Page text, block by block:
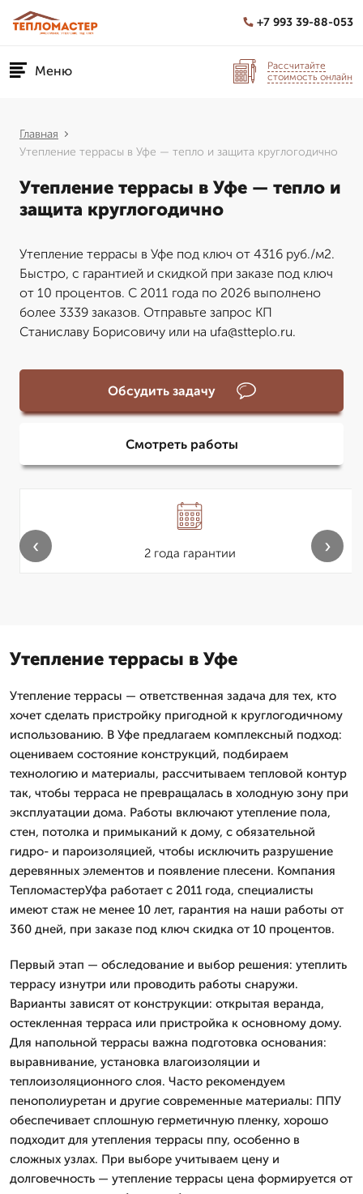
+7 993 39-88-053
Меню
Рассчитайте
стоимость онлайн
Главная
Утепление террасы в Уфе — тепло и защита круглогодично
Утепление террасы в Уфе — тепло и
защита круглогодично
Утепление террасы в Уфе под ключ от 4316 руб./м2.
Быстро, с гарантией и скидкой при заказе под ключ
от 10 процентов. С 2011 года по 2026 выполнено
более 3339 заказов. Отправьте запрос КП
Станиславу Борисовичу или на ufa@stteplo.ru.
Обсудить задачу
Смотреть работы
2 года гарантии
‹ ›
Утепление террасы в Уфе
Утепление террасы — ответственная задача для тех, кто
хочет сделать пристройку пригодной к круглогодичному
использованию. В Уфе предлагаем комплексный подход:
оцениваем состояние конструкций, подбираем
технологию и материалы, рассчитываем тепловой контур
так, чтобы терраса не превращалась в холодную зону при
эксплуатации дома. Работы включают утепление пола,
стен, потолка и примыканий к дому, с обязательной
гидро- и пароизоляцией, чтобы исключить разрушение
деревянных элементов и появление плесени. Компания
ТепломастерУфа работает с 2011 года, специалисты
имеют стаж не менее 10 лет, гарантия на наши работы от
360 дней, при заказе под ключ скидка от 10 процентов.
Первый этап — обследование и выбор решения: утеплить
террасу изнутри или проводить работы снаружи.
Варианты зависят от конструкции: открытая веранда,
остекленная терраса или пристройка к основному дому.
Для напольной террасы важна подготовка основания:
выравнивание, установка влагоизоляции и
теплоизоляционного слоя. Часто рекомендуем
пенополиуретан и другие современные материалы: ППУ
обеспечивает сплошную герметичную пленку, хорошо
подходит для утепления террасы ппу, особенно в
сложных узлах. При выборе учитываем цену и
долговечность — утепление террасы цена формируется от